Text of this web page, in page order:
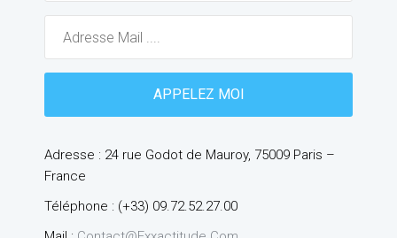
Adresse : 24 rue Godot de Mauroy, 75009 Paris –
France
Téléphone : (+33) 09.72.52.27.00